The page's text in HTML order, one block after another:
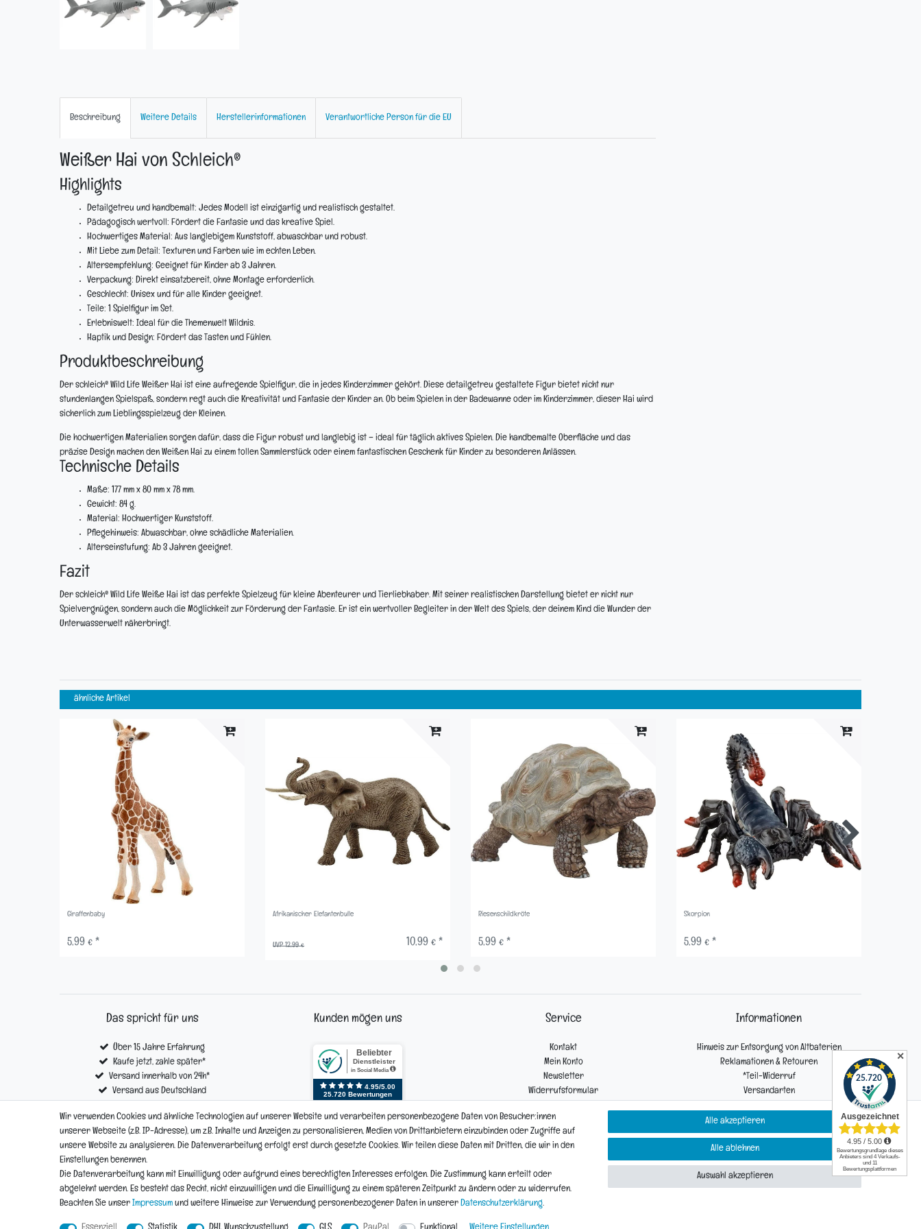
Beschreibung Weitere Details Herstellerinformationen Verantwortliche Person für die EU
Weißer Hai von Schleich®
Highlights
Detailgetreu und handbemalt: Jedes Modell ist einzigartig und realistisch gestaltet.
Pädagogisch wertvoll: Fördert die Fantasie und das kreative Spiel.
Hochwertiges Material: Aus langlebigem Kunststoff, abwaschbar und robust.
Mit Liebe zum Detail: Texturen und Farben wie im echten Leben.
Altersempfehlung: Geeignet für Kinder ab 3 Jahren.
Verpackung: Direkt einsatzbereit, ohne Montage erforderlich.
Geschlecht: Unisex und für alle Kinder geeignet.
Teile: 1 Spielfigur im Set.
Erlebniswelt: Ideal für die Themenwelt Wildnis.
Haptik und Design: Fördert das Tasten und Fühlen.
Produktbeschreibung
Der schleich® Wild Life Weißer Hai ist eine aufregende Spielfigur, die in jedes Kinderzimmer gehört. Diese detailgetreu gestaltete Figur bietet nicht nur
stundenlangen Spielspaß, sondern regt auch die Kreativität und Fantasie der Kinder an. Ob beim Spielen in der Badewanne oder im Kinderzimmer, dieser Hai wird
sicherlich zum Lieblingsspielzeug der Kleinen.
Die hochwertigen Materialien sorgen dafür, dass die Figur robust und langlebig ist – ideal für täglich aktives Spielen. Die handbemalte Oberfläche und das
präzise Design machen den Weißen Hai zu einem tollen Sammlerstück oder einem fantastischen Geschenk für Kinder zu besonderen Anlässen.
Technische Details
Maße: 177 mm x 80 mm x 78 mm.
Gewicht: 84 g.
Material: Hochwertiger Kunststoff.
Pflegehinweis: Abwaschbar, ohne schädliche Materialien.
Alterseinstufung: Ab 3 Jahren geeignet.
Fazit
Der schleich® Wild Life Weiße Hai ist das perfekte Spielzeug für kleine Abenteurer und Tierliebhaber. Mit seiner realistischen Darstellung bietet er nicht nur
Spielvergnügen, sondern auch die Möglichkeit zur Förderung der Fantasie. Er ist ein wertvoller Begleiter in der Welt des Spiels, der deinem Kind die Wunder der
Unterwasserwelt näherbringt.
ähnliche Artikel
Giraffenbaby
5,99 € *
Afrikanischer Elefantenbulle
UVP 12,99 € 10,99 € *
Riesenschildkröte
5,99 € *
Skorpion
5,99 € *
Das spricht für uns
Über 15 Jahre Erfahrung
Kaufe jetzt, zahle später*
Versand innerhalb von 24h*
Versand aus Deutschland
Kunden mögen uns Service
Kontakt
Mein Konto
Newsletter
Widerrufsformular
Informationen
Hinweis zur Entsorgung von Altbaterien
Reklamationen & Retouren
*Teil-Widerruf
Versandarten
© Copyright 2026 | Alle Rechte vorbehalten.
Wir verwenden Cookies und ähnliche Technologien auf unserer Website und verarbeiten personenbezogene Daten von Besucher:innen
unserer Webseite (z.B. IP-Adresse), um z.B. Inhalte und Anzeigen zu personalisieren, Medien von Drittanbietern einzubinden oder Zugriffe auf
unsere Website zu analysieren. Die Datenverarbeitung erfolgt erst durch gesetzte Cookies. Wir teilen diese Daten mit Dritten, die wir in den
Einstellungen benennen.
Die Datenverarbeitung kann mit Einwilligung oder aufgrund eines berechtigten Interesses erfolgen. Die Zustimmung kann erteilt oder
abgelehnt werden. Es besteht das Recht, nicht einzuwilligen und die Einwilligung zu einem späteren Zeitpunkt zu ändern oder zu widerrufen.
Beachten Sie unser Impressum und weitere Hinweise zur Verwendung personenbezogener Daten in unserer Daten­schutz­erklärung.
Alle akzeptieren
Alle ablehnen
Auswahl akzeptieren
✕